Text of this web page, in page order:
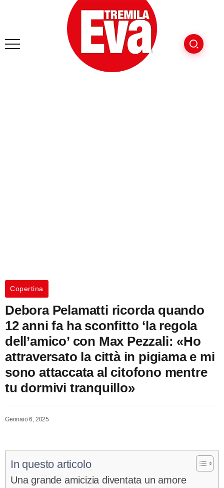
Copertina
Debora Pelamatti ricorda quando
12 anni fa ha sconfitto ‘la regola
dell’amico’ con Max Pezzali: «Ho
attraversato la città in pigiama e mi
sono attaccata al citofono mentre
tu dormivi tranquillo»
Gennaio 6, 2025
In questo articolo
Una grande amicizia diventata un amore